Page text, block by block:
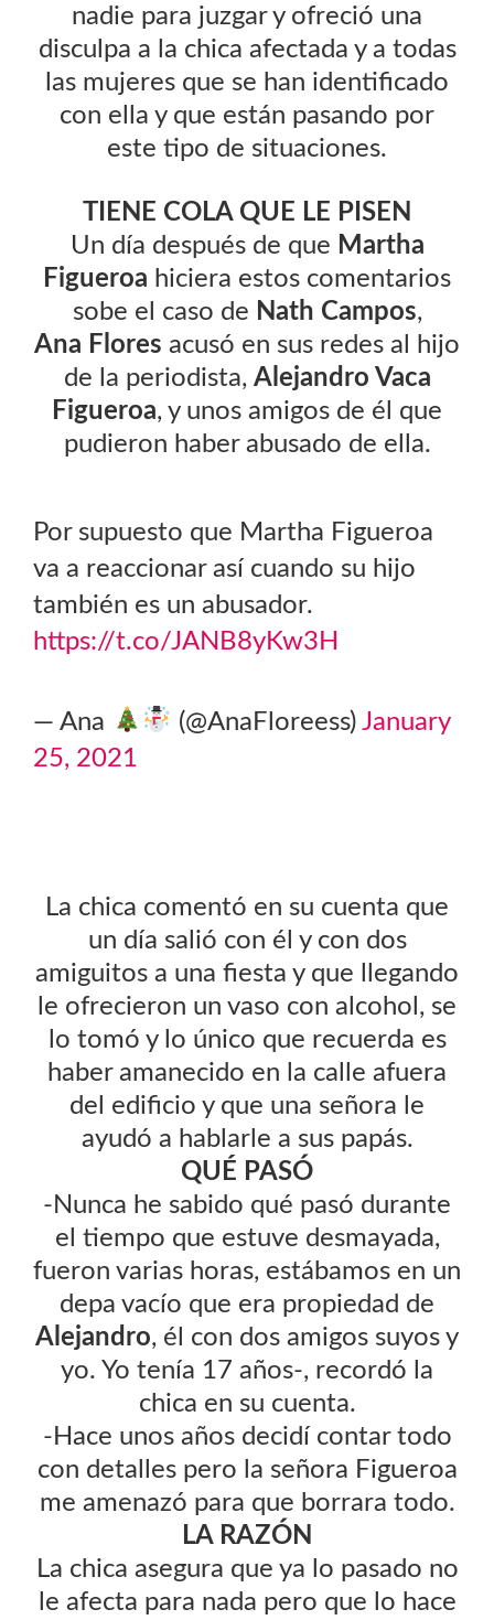
nadie para juzgar y ofreció una
disculpa a la chica afectada y a todas
las mujeres que se han identificado
con ella y que están pasando por
este tipo de situaciones.
TIENE COLA QUE LE PISEN
Un día después de que Martha
Figueroa hiciera estos comentarios
sobe el caso de Nath Campos,
Ana Flores acusó en sus redes al hijo
de la periodista, Alejandro Vaca
Figueroa, y unos amigos de él que
pudieron haber abusado de ella.
Por supuesto que Martha Figueroa
va a reaccionar así cuando su hijo
también es un abusador.
https://t.co/JANB8yKw3H
— Ana (@AnaFloreess) January
25, 2021
La chica comentó en su cuenta que
un día salió con él y con dos
amiguitos a una fiesta y que llegando
le ofrecieron un vaso con alcohol, se
lo tomó y lo único que recuerda es
haber amanecido en la calle afuera
del edificio y que una señora le
ayudó a hablarle a sus papás.
QUÉ PASÓ
-Nunca he sabido qué pasó durante
el tiempo que estuve desmayada,
fueron varias horas, estábamos en un
depa vacío que era propiedad de
Alejandro, él con dos amigos suyos y
yo. Yo tenía 17 años-, recordó la
chica en su cuenta.
-Hace unos años decidí contar todo
con detalles pero la señora Figueroa
me amenazó para que borrara todo.
LA RAZÓN
La chica asegura que ya lo pasado no
le afecta para nada pero que lo hace